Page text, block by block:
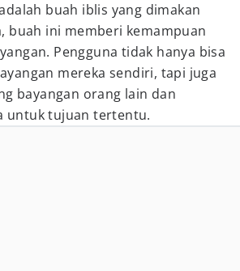
buah iblis yang dimakan
buah ini memberi kemampuan
Pengguna tidak hanya bisa
mereka sendiri, tapi juga
bayangan orang lain dan
untuk tujuan tertentu.